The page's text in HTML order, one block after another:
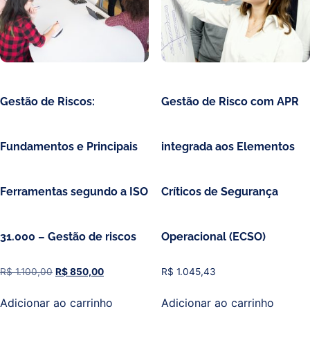
Gestão de Riscos:
Fundamentos e Principais
Ferramentas segundo a ISO
31.000 – Gestão de riscos
R$1.100,00 R$850,00
Adicionar ao carrinho
Gestão de Risco com APR
integrada aos Elementos
Críticos de Segurança
Operacional (ECSO)
R$ 1.045,43
Adicionar ao carrinho